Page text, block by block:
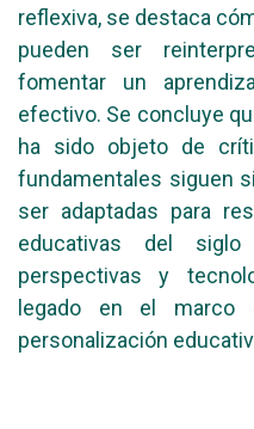
reflexiva, se destaca
pueden ser
fomentar un
efectivo. Se concluye
ha sido objeto de
fundamentales siguen
ser adaptadas para
educativas del siglo
perspectivas y
legado en el marco
personalización